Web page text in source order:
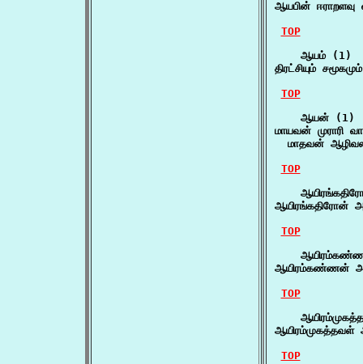
ஆயபின்
TOP
    ஆயம் (1)
திரட்சியும்
TOP
    ஆயன் (1)
மாயவன் முராரி
மாதவன்
TOP
ஆயிரங்கதிரோன்
TOP
ஆயிரம்கண்ணன்
TOP
ஆயிரம்முகத்தவள்
TOP